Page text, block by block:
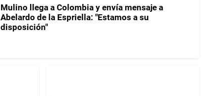
Mulino llega a Colombia y envía mensaje a
Abelardo de la Espriella: "Estamos a su
disposición"